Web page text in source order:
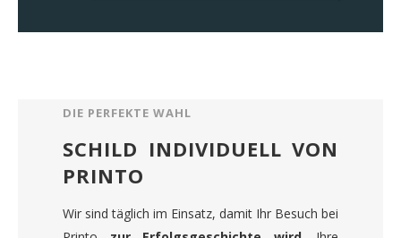
DIE PERFEKTE WAHL
SCHILD INDIVIDUELL VON
PRINTO
Wir sind täglich im Einsatz, damit Ihr Besuch bei